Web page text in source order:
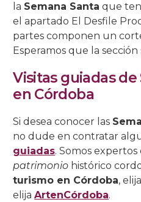
la Semana Santa que
el apartado El Desfile
partes componen un
Esperamos que la sección
Visitas guiadas
en Córdoba
Si desea conocer las
no dude en contratar
guiadas. Somos
patrimonio histórico
turismo en Córdoba,
elijaArtenCórdoba.